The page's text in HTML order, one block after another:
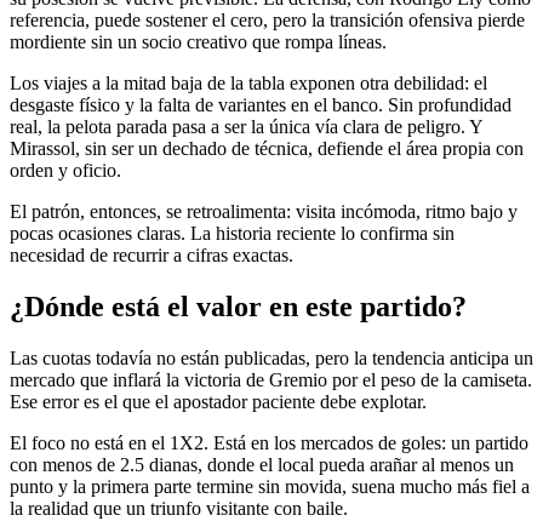
referencia, puede sostener el cero, pero la transición ofensiva pierde
mordiente sin un socio creativo que rompa líneas.
Los viajes a la mitad baja de la tabla exponen otra debilidad: el
desgaste físico y la falta de variantes en el banco. Sin profundidad
real, la pelota parada pasa a ser la única vía clara de peligro. Y
Mirassol, sin ser un dechado de técnica, defiende el área propia con
orden y oficio.
El patrón, entonces, se retroalimenta: visita incómoda, ritmo bajo y
pocas ocasiones claras. La historia reciente lo confirma sin
necesidad de recurrir a cifras exactas.
¿Dónde está el valor en este partido?
Las cuotas todavía no están publicadas, pero la tendencia anticipa un
mercado que inflará la victoria de Gremio por el peso de la camiseta.
Ese error es el que el apostador paciente debe explotar.
El foco no está en el 1X2. Está en los mercados de goles: un partido
con menos de 2.5 dianas, donde el local pueda arañar al menos un
punto y la primera parte termine sin movida, suena mucho más fiel a
la realidad que un triunfo visitante con baile.